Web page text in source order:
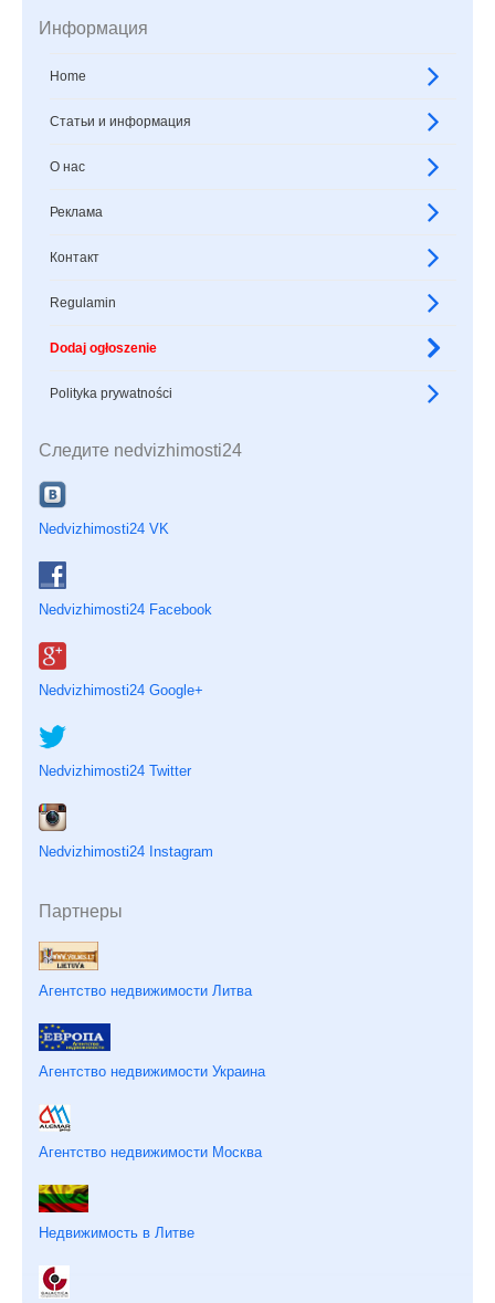
Информация
Home
Статьи и информация
О нас
Реклама
Контакт
Regulamin
Dodaj ogłoszenie
Polityka prywatności
Следите nedvizhimosti24
Nedvizhimosti24 VK
Nedvizhimosti24 Facebook
Nedvizhimosti24 Google+
Nedvizhimosti24 Twitter
Nedvizhimosti24 Instagram
Партнеры
Агентство недвижимости Литва
Агентство недвижимости Украина
Агентство недвижимости Москва
Недвижимость в Литве